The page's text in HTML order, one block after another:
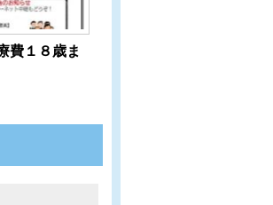
１８歳ま